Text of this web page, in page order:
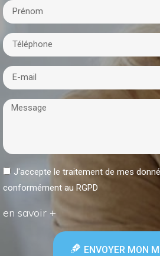
J'accepte le traitement de mes
conformément au RGPD
en savoir +
ENVOYER MON